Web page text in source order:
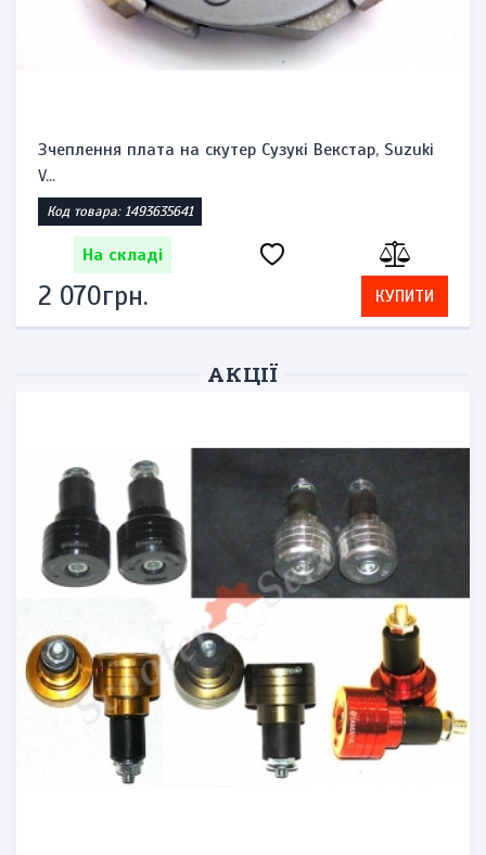
Зчеплення плата на скутер Сузукі Векстар, Suzuki
V...
Код товара: 1493635641
На складі
2 070грн. КУПИТИ
АКЦІЇ